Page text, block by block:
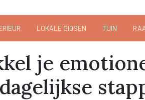
LOKALE GIDSEN TUIN
je